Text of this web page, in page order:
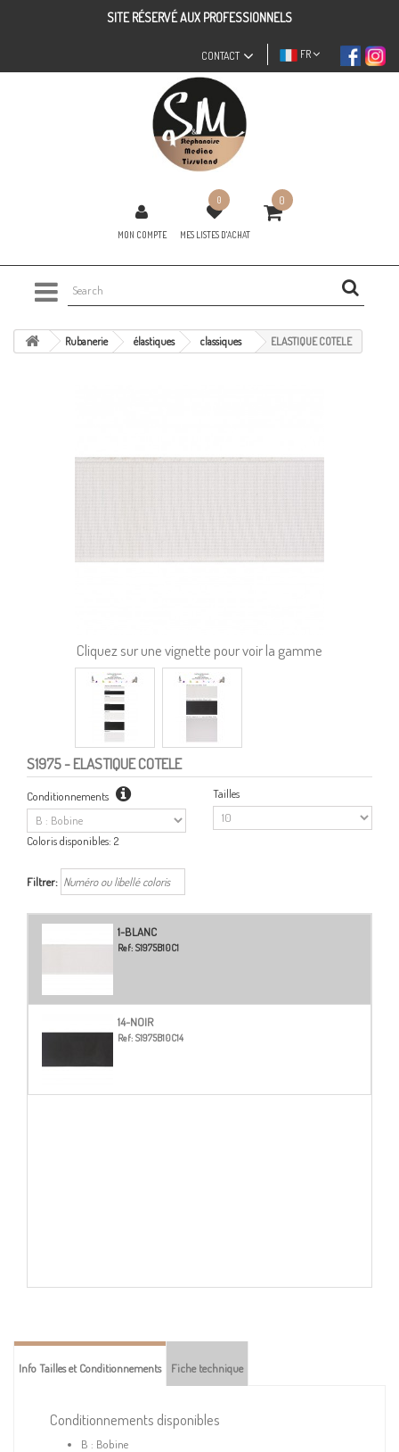
SITE RÉSERVÉ AUX PROFESSIONNELS
FR
CONTACT
MON COMPTE
0
MES LISTES D'ACHAT
0
Rubanerie élastiques classiques ELASTIQUE COTELE
Cliquez sur une vignette pour voir la gamme
S1975- ELASTIQUE COTELE
Conditionnements Tailles
Coloris disponibles: 2
Filtrer:
1-BLANC
Ref: S1975B10C1
14-NOIR
Ref: S1975B10C14
Info Tailles et Conditionnements Fiche technique
Conditionnements disponibles
B : Bobine